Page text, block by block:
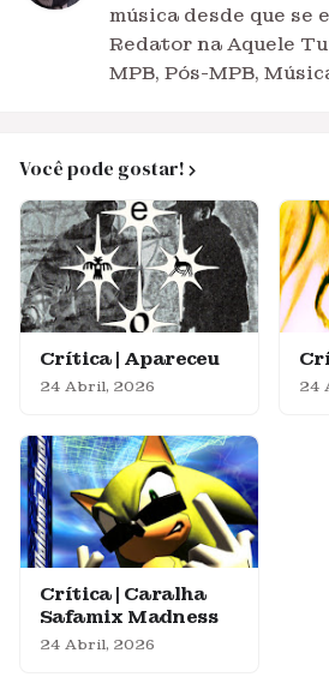
música desde que se
Redator na Aquele
MPB, Pós-MPB,
Você pode gostar!
Crítica | Apareceu
24 Abril, 2026 24
Crítica | Caralha
Safamix Madness
24 Abril, 2026